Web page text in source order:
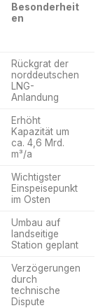
Besonderheit
en
Rückgrat der
norddeutschen
LNG-
Anlandung
Erhöht
Kapazität um
ca. 4,6 Mrd.
m³/a
Wichtigster
Einspeisepunkt
im Osten
Umbau auf
landseitige
Station geplant
Verzögerungen
durch
technische
Dispute